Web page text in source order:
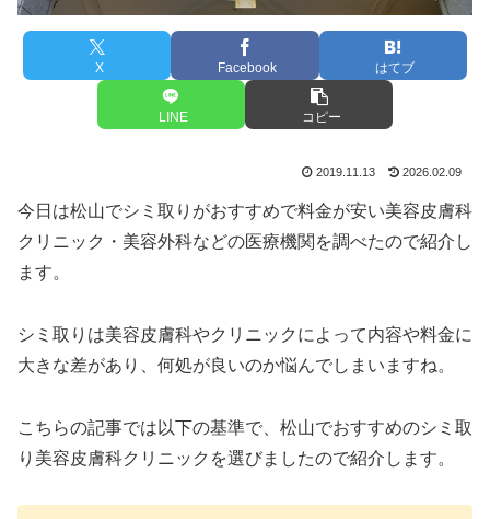
X Facebook はてブ
LINE コピー
2019.11.13 2026.02.09
今日は松山でシミ取りがおすすめで料金が安い美容皮膚科
クリニック・美容外科などの医療機関を調べたので紹介し
ます。
シミ取りは美容皮膚科やクリニックによって内容や料金に
大きな差があり、何処が良いのか悩んでしまいますね。
こちらの記事では以下の基準で、松山でおすすめのシミ取
り美容皮膚科クリニックを選びましたので紹介します。